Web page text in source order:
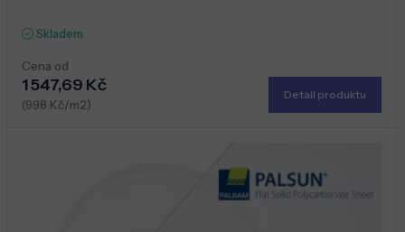
Skladem
Cena od
1 547,69 Kč
(998 Kč/m2)
Detail produktu